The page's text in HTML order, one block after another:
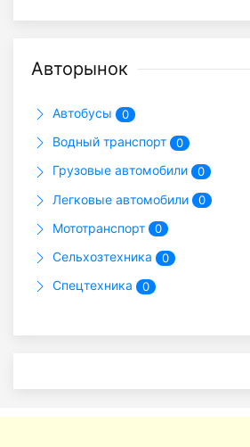
Авторынок
Автобусы 0
Водный транспорт 0
Грузовые автомобили 0
Легковые автомобили 0
Мототранспорт 0
Сельхозтехника 0
Спецтехника 0